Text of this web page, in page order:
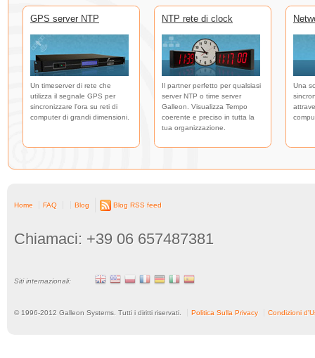
GPS server NTP
Un timeserver di rete che
utilizza il segnale GPS per
sincronizzare l'ora su reti di
computer di grandi dimensioni.
NTP rete di clock
Il partner perfetto per qualsiasi
server NTP o time server
Galleon. Visualizza Tempo
coerente e preciso in tutta la
tua organizzazione.
Una
Home FAQ Blog Blog RSS feed
Chiamaci: +39 06 657487381
Siti internazionali:
© 1996-2012 Galleon Systems. Tutti i diritti riservati. Politica Sulla Privacy Condizioni